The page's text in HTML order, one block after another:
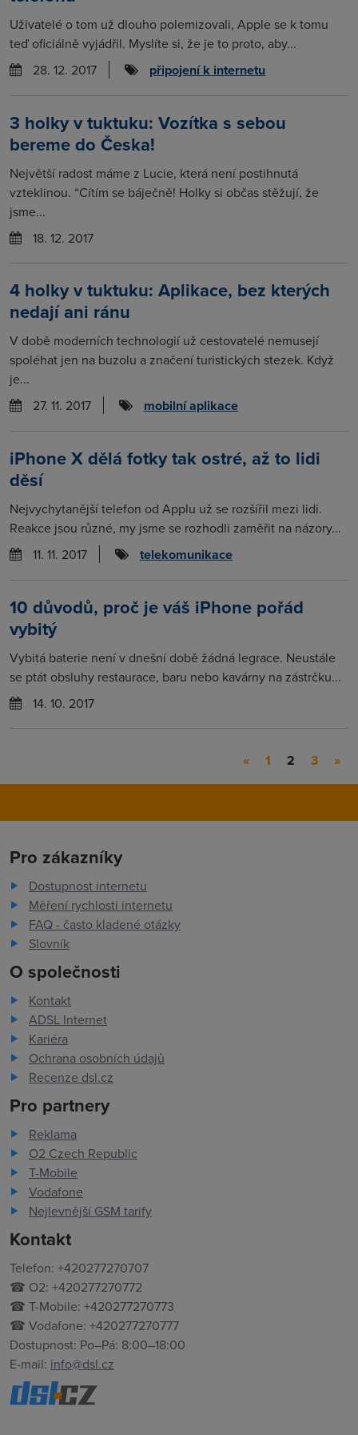
Uživatelé o tom už dlouho polemizovali, Apple se k tomu
teď oficiálně vyjádřil. Myslíte si, že je to proto, aby...
28. 12. 2017
připojení k internetu
3 holky v tuktuku: Vozítka s sebou
bereme do Česka!
Největší radost máme z Lucie, která není postihnutá
vzteklinou. “Cítím se báječně! Holky si občas stěžují, že
jsme...
18. 12. 2017
4 holky v tuktuku: Aplikace, bez kterých
nedají ani ránu
V době moderních technologií už cestovatelé nemusejí
spoléhat jen na buzolu a značení turistických stezek. Když
je...
27. 11. 2017
mobilní aplikace
iPhone X dělá fotky tak ostré, až to lidi
děsí
Nejvychytanější telefon od Applu už se rozšířil mezi lidi.
Reakce jsou různé, my jsme se rozhodli zaměřit na názory...
11. 11. 2017
telekomunikace
10 důvodů, proč je váš iPhone pořád
vybitý
Vybitá baterie není v dnešní době žádná legrace. Neustále
se ptát obsluhy restaurace, baru nebo kavárny na zástrčku...
14. 10. 2017
« 1 2 3 »
Pro zákazníky
Dostupnost internetu
Měření rychlosti internetu
FAQ - často kladené otázky
Slovník
O společnosti
Kontakt
ADSL Internet
Kariéra
Ochrana osobních údajů
Recenze dsl.cz
Pro partnery
Reklama
O2 Czech Republic
T-Mobile
Vodafone
Nejlevnější GSM tarify
Kontakt
Telefon: +420277270707
☎ O2: +420277270772
☎ T-Mobile: +420277270773
☎ Vodafone: +420277270777
Dostupnost: Po–Pá: 8:00–18:00
E-mail: info@dsl.cz